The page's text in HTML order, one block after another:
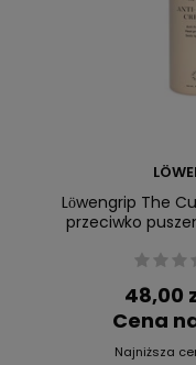
Lӧwengrip The
przeciwko
48,00
Cena
Najniższa